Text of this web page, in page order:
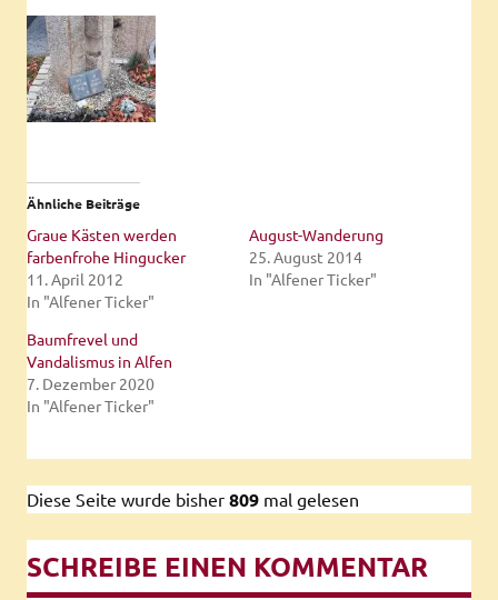
Ähnliche Beiträge
Graue Kästen werden
farbenfrohe Hingucker
11. April 2012
In "Alfener Ticker"
August-Wanderung
25. August 2014
In "Alfener Ticker"
Baumfrevel und
Vandalismus in Alfen
7. Dezember 2020
In "Alfener Ticker"
Diese Seite wurde bisher 809 mal gelesen
SCHREIBE EINEN KOMMENTAR